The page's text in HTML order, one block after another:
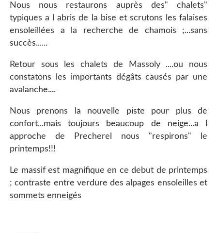
Nous nous restaurons auprès des" chalets"
typiques a l abris de la bise et scrutons les falaises
ensoleillées a la recherche de chamois ;...sans
succès......
Retour sous les chalets de Massoly ....ou nous
constatons les importants dégâts causés par une
avalanche....
Nous prenons la nouvelle piste pour plus de
confort...mais toujours beaucoup de neige...a l
approche de Precherel nous "respirons" le
printemps!!!
Le massif est magnifique en ce debut de printemps
; contraste entre verdure des alpages ensoleilles et
sommets enneigés